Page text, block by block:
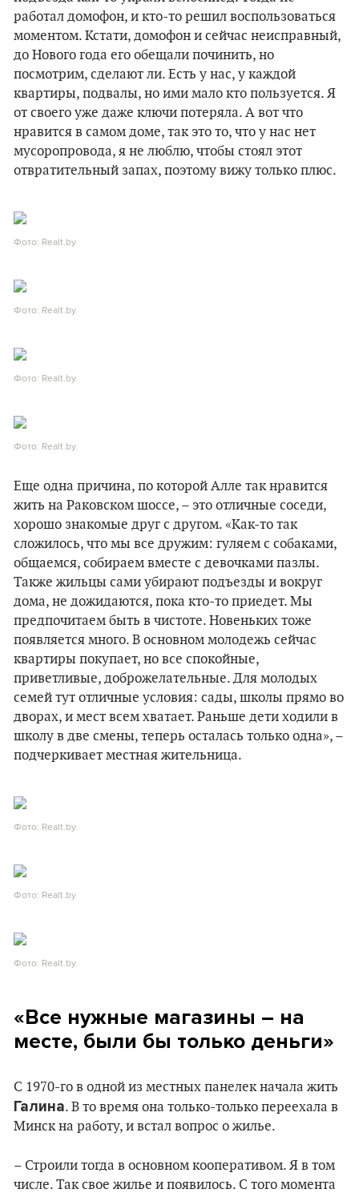
работал домофон, и кто-то решил воспользоваться
моментом. Кстати, домофон и сейчас неисправный,
до Нового года его обещали починить, но
посмотрим, сделают ли. Есть у нас, у каждой
квартиры, подвалы, но ими мало кто пользуется. Я
от своего уже даже ключи потеряла. А вот что
нравится в самом доме, так это то, что у нас нет
мусоропровода, я не люблю, чтобы стоял этот
отвратительный запах, поэтому вижу только плюс.
Фото: Realt.by.
Фото: Realt.by.
Фото: Realt.by.
Фото: Realt.by.
Еще одна причина, по которой Алле так нравится
жить на Раковском шоссе, – это отличные соседи,
хорошо знакомые друг с другом. «Как-то так
сложилось, что мы все дружим: гуляем с собаками,
общаемся, собираем вместе с девочками пазлы.
Также жильцы сами убирают подъезды и вокруг
дома, не дожидаются, пока кто-то приедет. Мы
предпочитаем быть в чистоте. Новеньких тоже
появляется много. В основном молодежь сейчас
квартиры покупает, но все спокойные,
приветливые, доброжелательные. Для молодых
семей тут отличные условия: сады, школы прямо во
дворах, и мест всем хватает. Раньше дети ходили в
школу в две смены, теперь осталась только одна», –
подчеркивает местная жительница.
Фото: Realt.by.
Фото: Realt.by.
Фото: Realt.by.
«Все нужные магазины – на
месте, были бы только деньги»
С 1970-го в одной из местных панелек начала жить
Галина. В то время она только-только переехала в
Минск на работу, и встал вопрос о жилье.
– Строили тогда в основном кооперативом. Я в том
числе. Так свое жилье и появилось. С того момента